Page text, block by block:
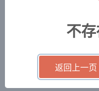
不
返回上一页